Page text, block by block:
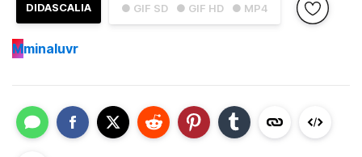
● GIF SD ● GIF HD ● MP4
DIDASCALIA
Mminaluvr